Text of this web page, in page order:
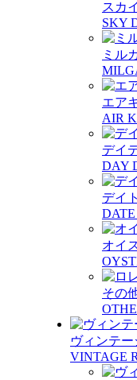
スカ
SKY
ミル
エア
AIR
デイ
DAY
デイ
オイ
その
ヴィンテ
VINTAGE